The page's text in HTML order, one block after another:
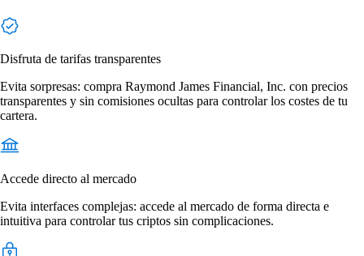
Disfruta de tarifas transparentes
Evita sorpresas: compra Raymond James Financial, Inc. con precios
transparentes y sin comisiones ocultas para controlar los costes de tu
cartera.
Accede directo al mercado
Evita interfaces complejas: accede al mercado de forma directa e
intuitiva para controlar tus criptos sin complicaciones.